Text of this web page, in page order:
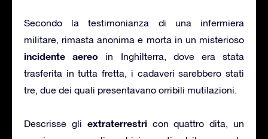
Secondo la testimonianza di una infermiera
militare, rimasta anonima e morta in un misterioso
incidente aereo in Inghilterra, dove era stata
trasferita in tutta fretta, i cadaveri sarebbero stati
tre, due dei quali presentavano orribili mutilazioni.
Descrisse gli extraterrestricon quattro dita, un